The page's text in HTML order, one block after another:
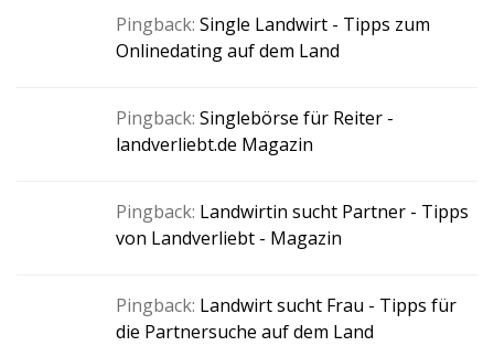
Pingback: Single Landwirt - Tipps zum
Onlinedating auf dem Land
Pingback: Singlebörse für Reiter -
landverliebt.de Magazin
Pingback: Landwirtin sucht Partner - Tipps
von Landverliebt - Magazin
Pingback: Landwirt sucht Frau - Tipps für
die Partnersuche auf dem Land